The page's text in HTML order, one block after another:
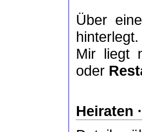
Über
hinterlegt.
Mir liegt
oder
Heiraten